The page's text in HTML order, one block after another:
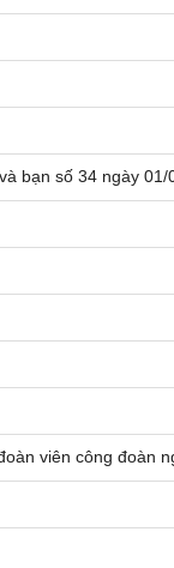
bạn số 34 ngày 01/
viên công đoàn